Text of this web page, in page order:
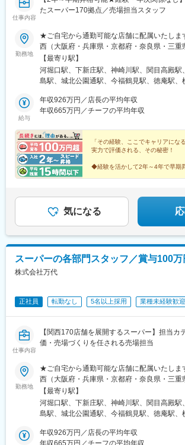
仕事内容
たスーパー170拠点／売場担当スタッフ
勤務地
★ご自宅から通勤可能な店舗に配属いたし
西（大阪府・兵庫県・京都府・奈良県・三
店舗！＜以下拠点での採用を行っています！
槻市、茨木市、豊中市、三島郡、枚方市、交
東市、門真市、守口市、東大阪市、八尾市、
市、貝塚市、泉佐野市、泉南郡、阪南市、南
市、尼崎市、明石市、西宮市、伊丹市、加古
理市、橿原市、生駒市、香芝市、葛城市、生
郡河合町、磯城郡田原本町●三重県名張市●和
動喫煙対策：就業時間中・敷地内禁煙★応募
宅（WEB）で完結OK！・事情があり、地元
赴任中だが、関西に住む家族と暮らしたい・
た選考を実施しています！
【最寄り駅】
河堀口駅、下新庄駅、神崎川駅、関目高殿駅
島駅、城北公園通駅、今福鶴見駅、徳庵駅、
江公園駅、阿波座駅、あびこ駅、住吉東駅、
(大阪府)、今川駅(大阪府)、加美駅、平野駅(
線)、豊中駅、庄内駅(大阪府)、水無瀬駅、長
駅、枚方市駅、津田駅、星田駅、萱島駅、寝
駅、野崎駅(大阪府)、鴻池新田駅、住道駅、
(大阪府)、守口駅、太子橋今市駅、布施駅、
阪駅、八戸ノ里駅、石切駅、新石切駅、枚岡
駅、志紀駅、近鉄八尾駅、久宝寺駅、服部川
駅、堅下駅、深井駅、北野田駅、船尾駅(大
駅、下松駅(大阪府)、貝塚駅(大阪府)、東佐
駅、富田林駅、西新町駅、春日野道駅(阪急
寺駅(兵庫県)、人丸前駅、青木駅、甲子園口
駅、仁川駅、今津駅(兵庫県)、中山寺駅、逆
多田駅(兵庫県)、園田駅、尼崎駅(阪神線)、立
線)、加古川駅、ウッディタウン中央駅、向
川駅、西向日駅、宇治駅(奈良線)、西京極駅
橋駅、長岡天神駅、西大路駅、京終駅、学園
駅、生駒駅、法隆寺駅、佐味田川駅、大和新
駅、紀伊駅、寺田町駅、森小路駅、京橋駅(大
野田駅(大阪環状線)、鶴橋駅、西長堀駅、神
田辺駅、新加美駅、富田駅(大阪府)、交野市
(大阪府)、小路駅、高井田駅(地下鉄)、安堂
山駅、なかもず駅、北助松駅、貝塚市役所前
ィタウン駅、太秦駅(山陰本線)、近鉄丹波橋
給与
年収926万円／店長の平均年収
年収665万円／チーフの平均年収
「その経験、ここでキャリアになる
実力で評価される、その秘密！
◆経験を活かして2年～4年で早期
◆未経験&中途入社でも高収入を目
気になる
スーパーの各部門スタッフ／賞与100
株式会社万代
正社員 転勤なし 5名以上採用 業種未経験歓迎
仕事内容
【関西170店舗を展開するスーパー】担当カ
価・売場づくりを任される売場担当
勤務地
★ご自宅から通勤可能な店舗に配属いたし
西（大阪府・兵庫県・京都府・奈良県・三
店舗！＜以下拠点での採用を行っています！
槻市、茨木市、豊中市、三島郡、枚方市、交
東市、門真市、守口市、東大阪市、八尾市、
市、貝塚市、泉佐野市、泉南郡、阪南市、南
市、尼崎市、明石市、西宮市、伊丹市、加古
【最寄り駅】
河堀口駅、下新庄駅、神崎川駅、関目高殿駅
島駅、城北公園通駅、今福鶴見駅、徳庵駅、
江公園駅、阿波座駅、あびこ駅、住吉東駅、
年収926万円／店長の平均年収
年収665万円／チーフの平均年収